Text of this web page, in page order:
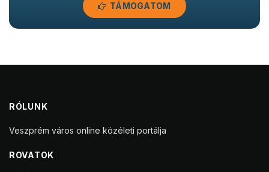
TÁMOGATOM
RÓLUNK
Veszprém város online közéleti portálja
ROVATOK